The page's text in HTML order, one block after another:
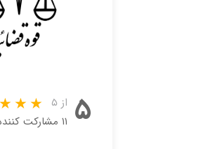
۵ از ۵
۱۱ مشارکت کننده